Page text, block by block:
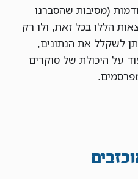
(מסיבות שהסברנו
הללו בכל זאת, ולו רק
לשקלל את הנתונים,
על היכולת של סוקרים